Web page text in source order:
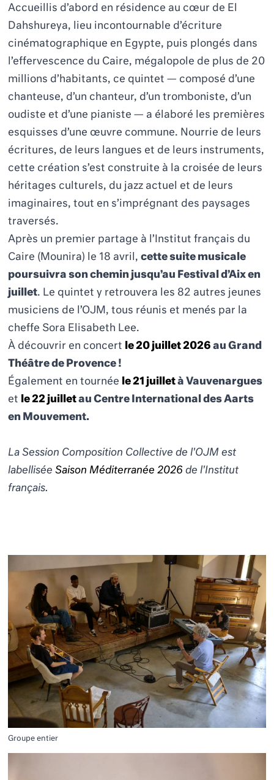
Accueillis d’abord en résidence au cœur de El
Dahshureya, lieu incontournable d’écriture
cinématographique en Egypte, puis plongés dans
l’effervescence du Caire, mégalopole de plus de 20
millions d’habitants, ce quintet — composé d’une
chanteuse, d’un chanteur, d’un tromboniste, d’un
oudiste et d’une pianiste — a élaboré les premières
esquisses d’une œuvre commune. Nourrie de leurs
écritures, de leurs langues et de leurs instruments,
cette création s’est construite à la croisée de leurs
héritages culturels, du jazz actuel et de leurs
imaginaires, tout en s’imprégnant des paysages
traversés.
Après un premier partage à l’Institut français du
Caire (Mounira) le 18 avril,cette suite musicale
poursuivra son chemin jusqu’au Festival d’Aix en
juillet. Le quintet y retrouvera les 82 autres jeunes
musiciens de l’OJM, tous réunis et menés par la
cheffe Sora Elisabeth Lee.
À découvrir en concert le 20 juillet 2026 au Grand
Théâtre de Provence !
Également en tournée le 21 juilletà Vauvenargues
et le 22 juilletau Centre International des Aarts
en Mouvement.
La Session Composition Collective de l'OJM est
labelliséeSaison Méditerranée 2026de l'Institut
français.
Groupe entier